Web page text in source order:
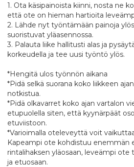
1. Ota käsipainoista kiinni, nosta ne
että ote on hieman hartioita
2. Lähde nyt työntämään painoja
suoristuvat yläasennossa.
3. Palauta liike hallitusti alas ja
korkeudella ja tee uusi työntö ylös.
*Hengitä ulos työnnön aikana
*Pidä selkä suorana koko liikkeen
notkistua.
*Pidä olkavarret koko ajan vartalon
etupuolella siten, että kyynärpäät
etuviistoon.
*Varioimalla oteleveyttä voit
Kapeampi ote kohdistuu enemmän
rintalihaksen yläosaan, leveämpi ote
ja etuosaan.